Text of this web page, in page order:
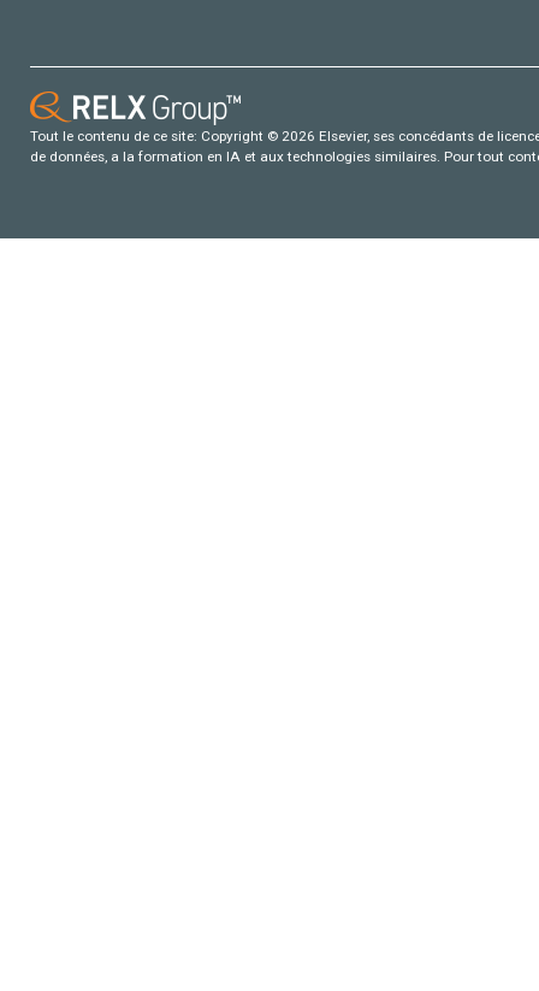
Tout le contenu de ce site: Copyright © 2026 Elsevier, ses concédants de
de données, a la formation en IA et aux technologies similaires. Pour tout